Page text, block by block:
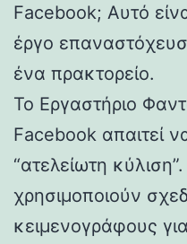
Facebook; Αυτό
έργο
ένα πρακτορείο.
Το Εργαστήριο
Facebook απαιτεί
“ατελείωτη
χρησιμοποιούν
κειμενογράφους